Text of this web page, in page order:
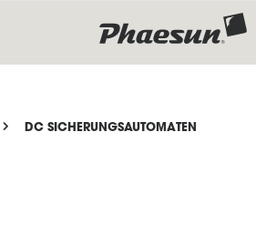
DC SICHERUNGSAUTOMATEN